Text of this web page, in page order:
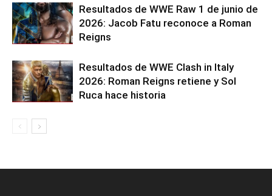
Resultados de WWE Raw 1 de junio de
2026: Jacob Fatu reconoce a Roman
Reigns
Resultados de WWE Clash in Italy
2026: Roman Reigns retiene y Sol
Ruca hace historia